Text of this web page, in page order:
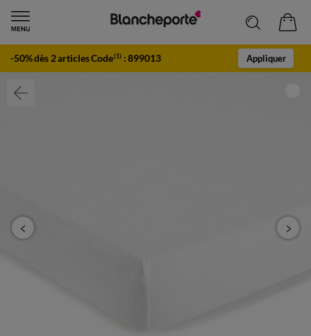
-50% dès 2 articles Code(1) :899013 Appliquer